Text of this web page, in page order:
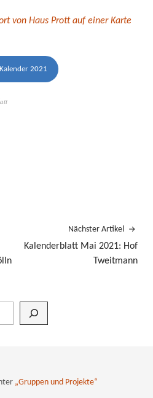
von Haus Prott auf einer Karte
2021
Nächster Artikel
Kalenderblatt Mai 2021: Hof
Tweitmann
„Gruppen und Projekte“